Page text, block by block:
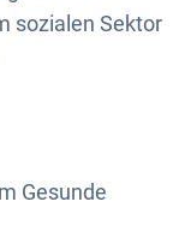
sozialen Sektor
Gesunde